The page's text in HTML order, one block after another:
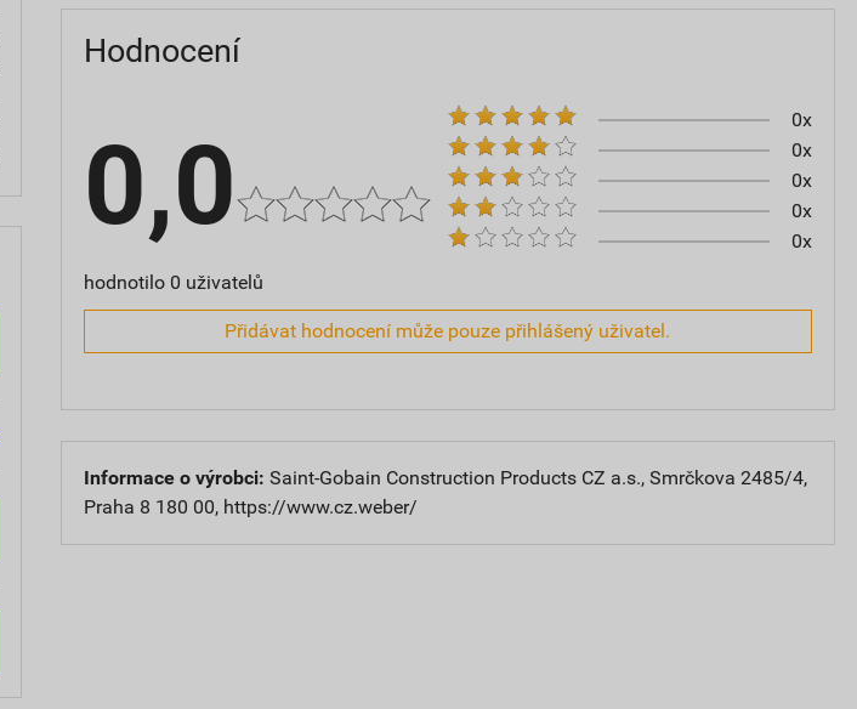
Hodnocení
0,0
hodnotilo 0 uživatelů
0x
0x
0x
0x
0x
Přidávat hodnocení může pouze přihlášený uživatel.
Informace o výrobci: Saint-Gobain Construction Products CZ a.s., Smrčkova 2485/4,
Praha 8 180 00, https://www.cz.weber/